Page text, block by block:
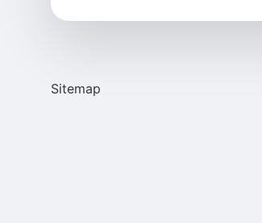
Sitemap